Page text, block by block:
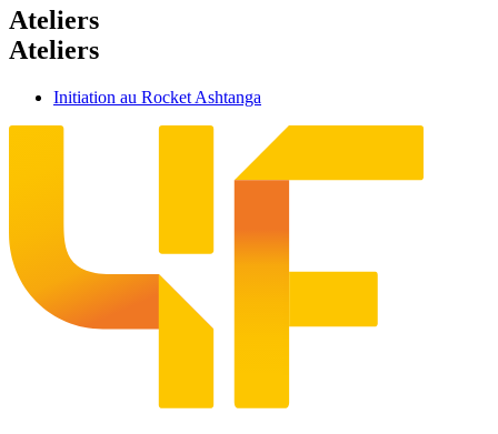
Ateliers
Ateliers
Initiation au Rocket Ashtanga